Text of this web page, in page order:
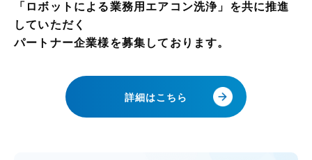
「ロボットによる業務用エアコン洗浄」を共に推進
していただく
パートナー企業様を募集しております。
詳細はこちら